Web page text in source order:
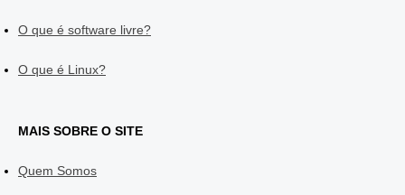
O que é software livre?
O que é Linux?
MAIS SOBRE O SITE
Quem Somos